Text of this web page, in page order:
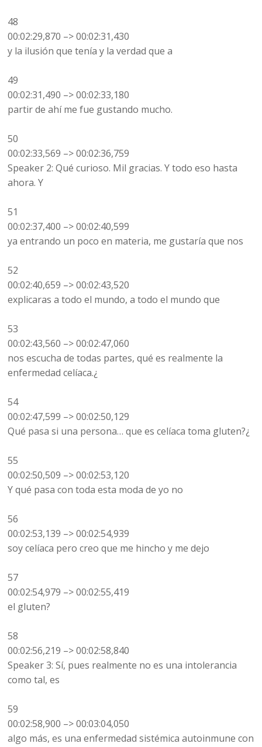
48
00:02:29,870 –> 00:02:31,430
y la ilusión que tenía y la verdad que a
49
00:02:31,490 –> 00:02:33,180
partir de ahí me fue gustando mucho.
50
00:02:33,569 –> 00:02:36,759
Speaker 2: Qué curioso. Mil gracias. Y todo eso hasta
ahora. Y
51
00:02:37,400 –> 00:02:40,599
ya entrando un poco en materia, me gustaría que nos
52
00:02:40,659 –> 00:02:43,520
explicaras a todo el mundo, a todo el mundo que
53
00:02:43,560 –> 00:02:47,060
nos escucha de todas partes, qué es realmente la
enfermedad celíaca.¿
54
00:02:47,599 –> 00:02:50,129
Qué pasa si una persona… que es celíaca toma gluten?¿
55
00:02:50,509 –> 00:02:53,120
Y qué pasa con toda esta moda de yo no
56
00:02:53,139 –> 00:02:54,939
soy celíaca pero creo que me hincho y me dejo
57
00:02:54,979 –> 00:02:55,419
el gluten?
58
00:02:56,219 –> 00:02:58,840
Speaker 3: Sí, pues realmente no es una intolerancia
como tal, es
59
00:02:58,900 –> 00:03:04,050
algo más, es una enfermedad sistémica autoinmune con